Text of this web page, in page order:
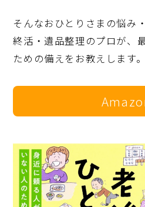
そんなおひとりさまの悩み
終活・遺品整理のプロが、
ための備えをお教えします。